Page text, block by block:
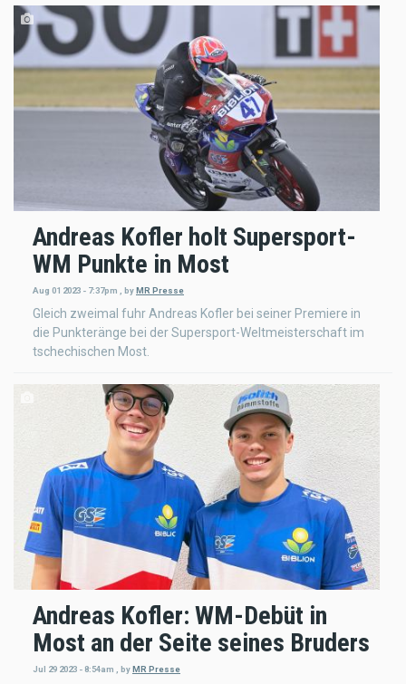
Andreas Kofler holt Supersport-
WM Punkte in Most
Aug 01 2023 - 7:37pm , byMR Presse
Gleich zweimal fuhr Andreas Kofler bei seiner Premiere in
die Punkteränge bei der Supersport-Weltmeisterschaft im
tschechischen Most.
Andreas Kofler: WM-Debüt in
Most an der Seite seines Bruders
Jul 29 2023 - 8:54am , by MR Presse